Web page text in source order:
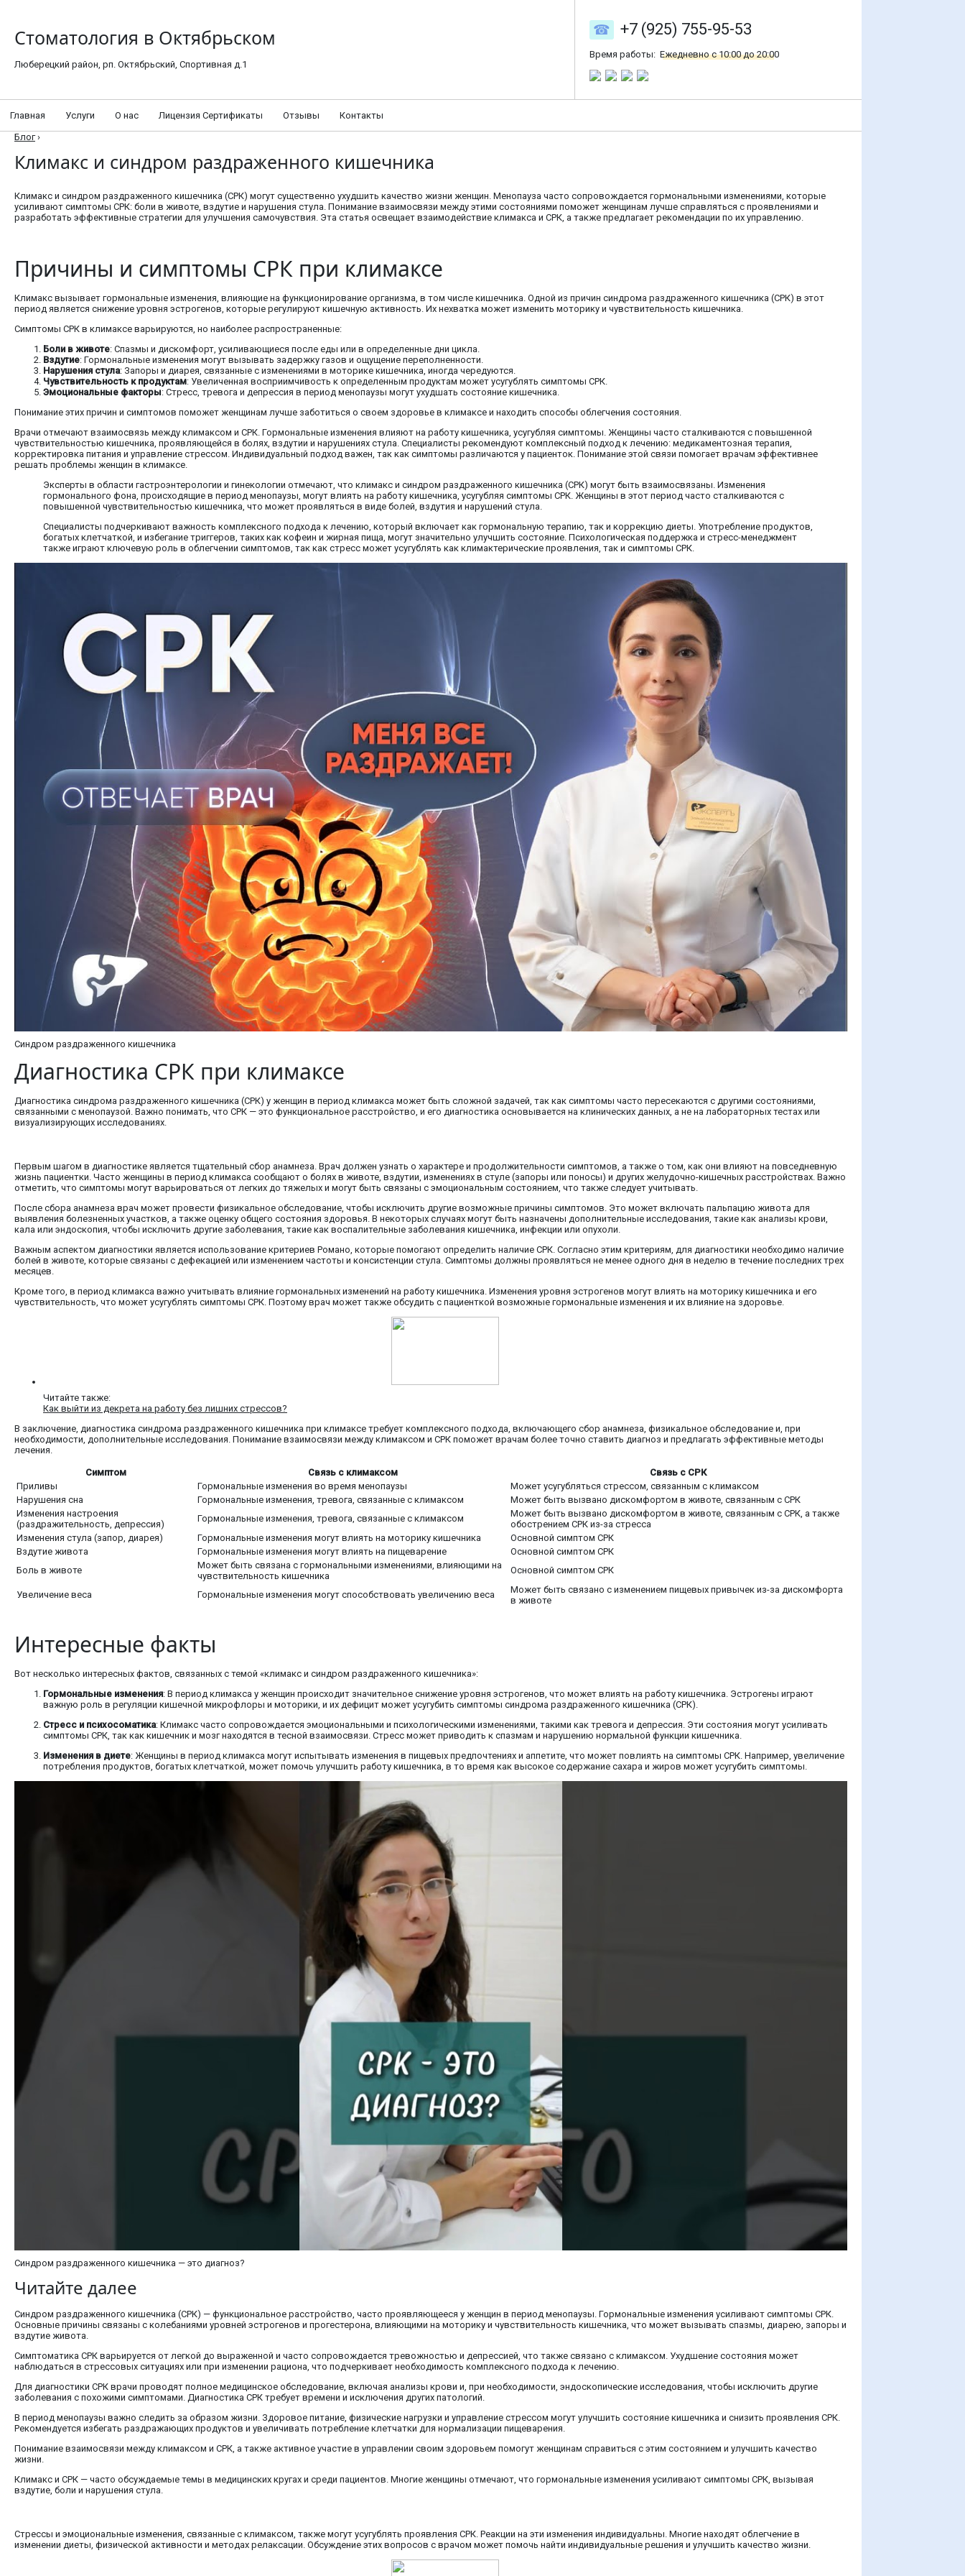
Стоматология в Октябрьском
Люберецкий район, рп. Октябрьский, Спортивная д.1
+7 (925) 755-95-53
Время работы: Ежедневно с 10:00 до 20:00
Главная Услуги О нас Лицензия Сертификаты Отзывы
Контакты
Блог ›
Климакс и синдром раздраженного кишечника
Климакс и синдром раздраженного кишечника (СРК) могут существенно ухудшить качество жизни женщин. Менопауза часто сопровождается гормональными изменениями, которые
усиливают симптомы СРК: боли в животе, вздутие и нарушения стула. Понимание взаимосвязи между этими состояниями поможет женщинам лучше справляться с проявлениями и
разработать эффективные стратегии для улучшения самочувствия. Эта статья освещает взаимодействие климакса и СРК, а также предлагает рекомендации по их управлению.
Причины и симптомы СРК при климаксе
Климакс вызывает гормональные изменения, влияющие на функционирование организма, в том числе кишечника. Одной из причин синдрома раздраженного кишечника (СРК) в этот
период является снижение уровня эстрогенов, которые регулируют кишечную активность. Их нехватка может изменить моторику и чувствительность кишечника.
Симптомы СРК в климаксе варьируются, но наиболее распространенные:
Боли в животе: Спазмы и дискомфорт, усиливающиеся после еды или в определенные дни цикла.
Вздутие: Гормональные изменения могут вызывать задержку газов и ощущение переполненности.
Нарушения стула: Запоры и диарея, связанные с изменениями в моторике кишечника, иногда чередуются.
Чувствительность к продуктам: Увеличенная восприимчивость к определенным продуктам может усугублять симптомы СРК.
Эмоциональные факторы: Стресс, тревога и депрессия в период менопаузы могут ухудшать состояние кишечника.
Понимание этих причин и симптомов поможет женщинам лучше заботиться о своем здоровье в климаксе и находить способы облегчения состояния.
Врачи отмечают взаимосвязь между климаксом и СРК. Гормональные изменения влияют на работу кишечника, усугубляя симптомы. Женщины часто сталкиваются с повышенной
чувствительностью кишечника, проявляющейся в болях, вздутии и нарушениях стула. Специалисты рекомендуют комплексный подход к лечению: медикаментозная терапия,
корректировка питания и управление стрессом. Индивидуальный подход важен, так как симптомы различаются у пациенток. Понимание этой связи помогает врачам эффективнее
решать проблемы женщин в климаксе.
Эксперты в области гастроэнтерологии и гинекологии отмечают, что климакс и синдром раздраженного кишечника (СРК) могут быть взаимосвязаны. Изменения
гормонального фона, происходящие в период менопаузы, могут влиять на работу кишечника, усугубляя симптомы СРК. Женщины в этот период часто сталкиваются с
повышенной чувствительностью кишечника, что может проявляться в виде болей, вздутия и нарушений стула.
Специалисты подчеркивают важность комплексного подхода к лечению, который включает как гормональную терапию, так и коррекцию диеты. Употребление продуктов,
богатых клетчаткой, и избегание триггеров, таких как кофеин и жирная пища, могут значительно улучшить состояние. Психологическая поддержка и стресс-менеджмент
также играют ключевую роль в облегчении симптомов, так как стресс может усугублять как климактерические проявления, так и симптомы СРК.
Синдром раздраженного кишечника
Диагностика СРК при климаксе
Диагностика синдрома раздраженного кишечника (СРК) у женщин в период климакса может быть сложной задачей, так как симптомы часто пересекаются с другими состояниями,
связанными с менопаузой. Важно понимать, что СРК — это функциональное расстройство, и его диагностика основывается на клинических данных, а не на лабораторных тестах или
визуализирующих исследованиях.
Первым шагом в диагностике является тщательный сбор анамнеза. Врач должен узнать о характере и продолжительности симптомов, а также о том, как они влияют на повседневную
жизнь пациентки. Часто женщины в период климакса сообщают о болях в животе, вздутии, изменениях в стуле (запоры или поносы) и других желудочно-кишечных расстройствах. Важно
отметить, что симптомы могут варьироваться от легких до тяжелых и могут быть связаны с эмоциональным состоянием, что также следует учитывать.
После сбора анамнеза врач может провести физикальное обследование, чтобы исключить другие возможные причины симптомов. Это может включать пальпацию живота для
выявления болезненных участков, а также оценку общего состояния здоровья. В некоторых случаях могут быть назначены дополнительные исследования, такие как анализы крови,
кала или эндоскопия, чтобы исключить другие заболевания, такие как воспалительные заболевания кишечника, инфекции или опухоли.
Важным аспектом диагностики является использование критериев Романо, которые помогают определить наличие СРК. Согласно этим критериям, для диагностики необходимо наличие
болей в животе, которые связаны с дефекацией или изменением частоты и консистенции стула. Симптомы должны проявляться не менее одного дня в неделю в течение последних трех
месяцев.
Кроме того, в период климакса важно учитывать влияние гормональных изменений на работу кишечника. Изменения уровня эстрогенов могут влиять на моторику кишечника и его
чувствительность, что может усугублять симптомы СРК. Поэтому врач может также обсудить с пациенткой возможные гормональные изменения и их влияние на здоровье.
Читайте также:
Как выйти из декрета на работу без лишних стрессов?
В заключение, диагностика синдрома раздраженного кишечника при климаксе требует комплексного подхода, включающего сбор анамнеза, физикальное обследование и, при
необходимости, дополнительные исследования. Понимание взаимосвязи между климаксом и СРК поможет врачам более точно ставить диагноз и предлагать эффективные методы
лечения.
Симптом Связь с климаксом
Связь с СРК
Приливы
Гормональные изменения во время менопаузы
Может усугубляться стрессом, связанным с климаксом
Нарушения сна
Гормональные изменения, тревога, связанные с климаксом
Может быть вызвано дискомфортом в животе, связанным с СРК
Изменения настроения
(раздражительность, депрессия)
Гормональные изменения, тревога, связанные с климаксом
Может быть вызвано дискомфортом в животе, связанным с СРК, а также
обострением СРК из-за стресса
Изменения стула (запор, диарея)
Гормональные изменения могут влиять на моторику кишечника
Основной симптом СРК
Вздутие живота
Гормональные изменения могут влиять на пищеварение
Основной симптом СРК
Боль в животе
Может быть связана с гормональными изменениями, влияющими на
чувствительность кишечника
Основной симптом СРК
Увеличение веса Гормональные изменения могут способствовать увеличению веса
Может быть связано с изменением пищевых привычек из-за дискомфорта
в животе
Интересные факты
Вот несколько интересных фактов, связанных с темой «климакс и синдром раздраженного кишечника»:
Гормональные изменения: В период климакса у женщин происходит значительное снижение уровня эстрогенов, что может влиять на работу кишечника. Эстрогены играют
важную роль в регуляции кишечной микрофлоры и моторики, и их дефицит может усугубить симптомы синдрома раздраженного кишечника (СРК).
Стресс и психосоматика: Климакс часто сопровождается эмоциональными и психологическими изменениями, такими как тревога и депрессия. Эти состояния могут усиливать
симптомы СРК, так как кишечник и мозг находятся в тесной взаимосвязи. Стресс может приводить к спазмам и нарушению нормальной функции кишечника.
Изменения в диете: Женщины в период климакса могут испытывать изменения в пищевых предпочтениях и аппетите, что может повлиять на симптомы СРК. Например, увеличение
потребления продуктов, богатых клетчаткой, может помочь улучшить работу кишечника, в то время как высокое содержание сахара и жиров может усугубить симптомы.
Синдром раздраженного кишечника — это диагноз?
Читайте далее
Синдром раздраженного кишечника (СРК) — функциональное расстройство, часто проявляющееся у женщин в период менопаузы. Гормональные изменения усиливают симптомы СРК.
Основные причины связаны с колебаниями уровней эстрогенов и прогестерона, влияющими на моторику и чувствительность кишечника, что может вызывать спазмы, диарею, запоры и
вздутие живота.
Симптоматика СРК варьируется от легкой до выраженной и часто сопровождается тревожностью и депрессией, что также связано с климаксом. Ухудшение состояния может
наблюдаться в стрессовых ситуациях или при изменении рациона, что подчеркивает необходимость комплексного подхода к лечению.
Для диагностики СРК врачи проводят полное медицинское обследование, включая анализы крови и, при необходимости, эндоскопические исследования, чтобы исключить другие
заболевания с похожими симптомами. Диагностика СРК требует времени и исключения других патологий.
В период менопаузы важно следить за образом жизни. Здоровое питание, физические нагрузки и управление стрессом могут улучшить состояние кишечника и снизить проявления СРК.
Рекомендуется избегать раздражающих продуктов и увеличивать потребление клетчатки для нормализации пищеварения.
Понимание взаимосвязи между климаксом и СРК, а также активное участие в управлении своим здоровьем помогут женщинам справиться с этим состоянием и улучшить качество
жизни.
Климакс и СРК — часто обсуждаемые темы в медицинских кругах и среди пациентов. Многие женщины отмечают, что гормональные изменения усиливают симптомы СРК, вызывая
вздутие, боли и нарушения стула.
Стрессы и эмоциональные изменения, связанные с климаксом, также могут усугублять проявления СРК. Реакции на эти изменения индивидуальны. Многие находят облегчение в
изменении диеты, физической активности и методах релаксации. Обсуждение этих вопросов с врачом может помочь найти индивидуальные решения и улучшить качество жизни.